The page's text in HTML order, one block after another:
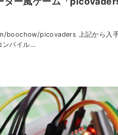
picovaders 上記から入
ンパイル…